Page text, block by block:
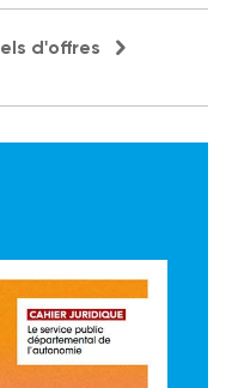
d'offres